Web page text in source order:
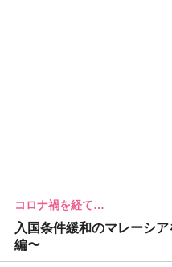
コロナ禍を経て…
入国条件緩和のマレーシ
編〜